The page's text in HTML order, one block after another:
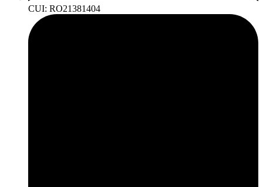
CUI: RO21381404